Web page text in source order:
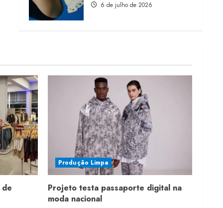
6 de julho de 2026
Produção Limpa
Projeto testa passaporte digital na
moda nacional